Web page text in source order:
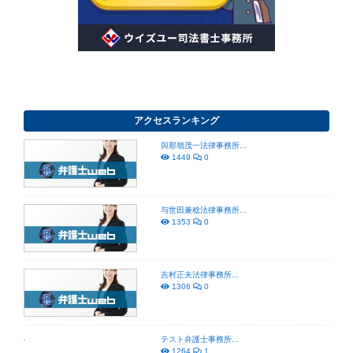
アクセスランキング
與那嶺茂一法律事務所...
1449
0
与世田兼稔法律事務所...
1353
0
吉村正夫法律事務所...
1308
0
テスト弁護士事務所...